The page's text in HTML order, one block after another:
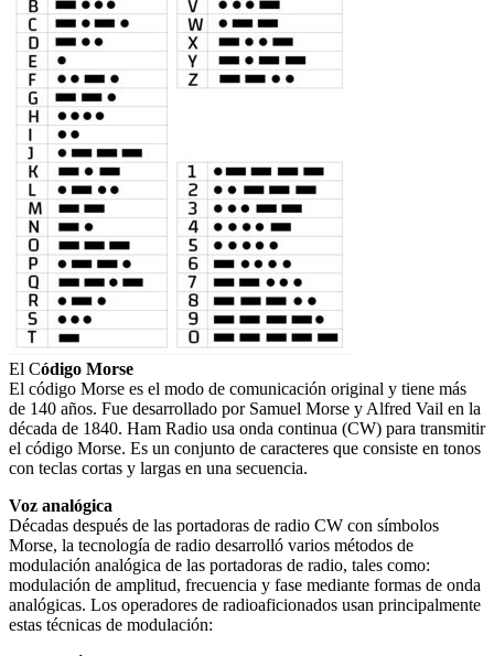
El Código Morse
El código Morse es el modo de comunicación original y tiene más
de 140 años. Fue desarrollado por Samuel Morse y Alfred Vail en la
década de 1840. Ham Radio usa onda continua (CW) para transmitir
el código Morse. Es un conjunto de caracteres que consiste en tonos
con teclas cortas y largas en una secuencia.
Voz analógica
Décadas después de las portadoras de radio CW con símbolos
Morse, la tecnología de radio desarrolló varios métodos de
modulación analógica de las portadoras de radio, tales como:
modulación de amplitud, frecuencia y fase mediante formas de onda
analógicas. Los operadores de radioaficionados usan principalmente
estas técnicas de modulación: